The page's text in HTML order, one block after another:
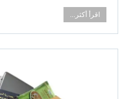
اقرأ أكثر...